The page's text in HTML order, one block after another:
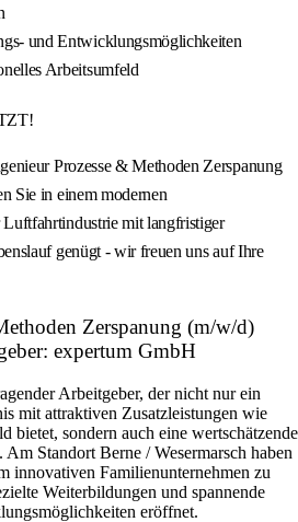
und Entwicklungsmöglichkeiten
Arbeitsumfeld
Prozesse & Methoden Zerspanung
Sie in einem modernen
mit langfristiger
genügt - wir freuen uns auf Ihre
Zerspanung (m/w/d)
expertum GmbH
Arbeitgeber, der nicht nur ein
mit attraktiven Zusatzleistungen wie
bietet, sondern auch eine wertschätzende
Standort Berne / Wesermarsch haben
innovativen Familienunternehmen zu
Weiterbildungen und spannende
eröffnet.